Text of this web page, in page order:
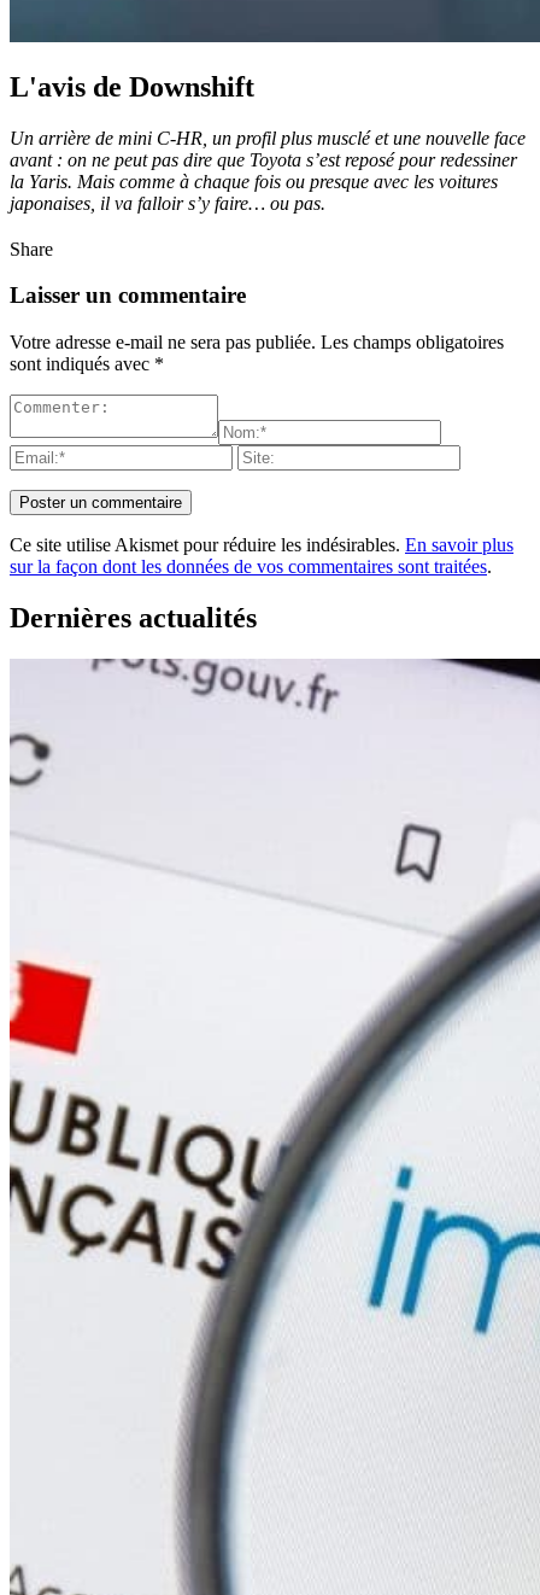
L'avis de Downshift
Un arrière de mini C-HR, un profil plus musclé et une nouvelle face
avant : on ne peut pas dire que Toyota s’est reposé pour redessiner
la Yaris. Mais comme à chaque fois ou presque avec les voitures
japonaises, il va falloir s’y faire… ou pas.
Share
Laisser un commentaire
Votre adresse e-mail ne sera pas publiée. Les champs obligatoires
sont indiqués avec *
Ce site utilise Akismet pour réduire les indésirables. En savoir plus
sur la façon dont les données de vos commentaires sont traitées.
Dernières actualités